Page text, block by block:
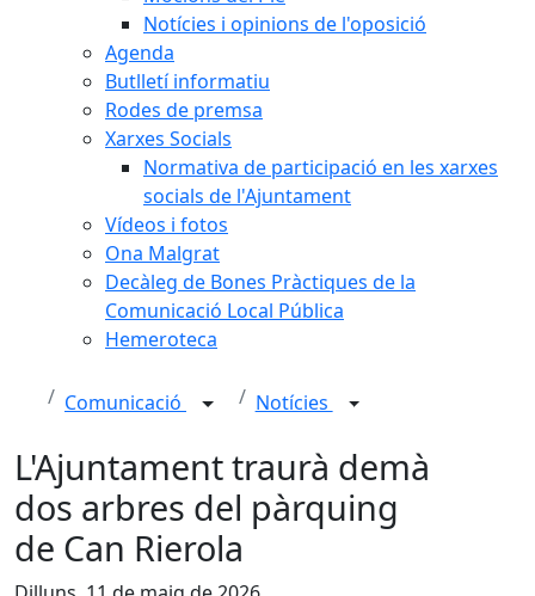
Notícies i opinions de l'oposició
Agenda
Butlletí informatiu
Rodes de premsa
Xarxes Socials
Normativa de participació en les xarxes
socials de l'Ajuntament
Vídeos i fotos
Ona Malgrat
Decàleg de Bones Pràctiques de la
Comunicació Local Pública
Hemeroteca
Comunicació Notícies
L'Ajuntament traurà demà
dos arbres del pàrquing
de Can Rierola